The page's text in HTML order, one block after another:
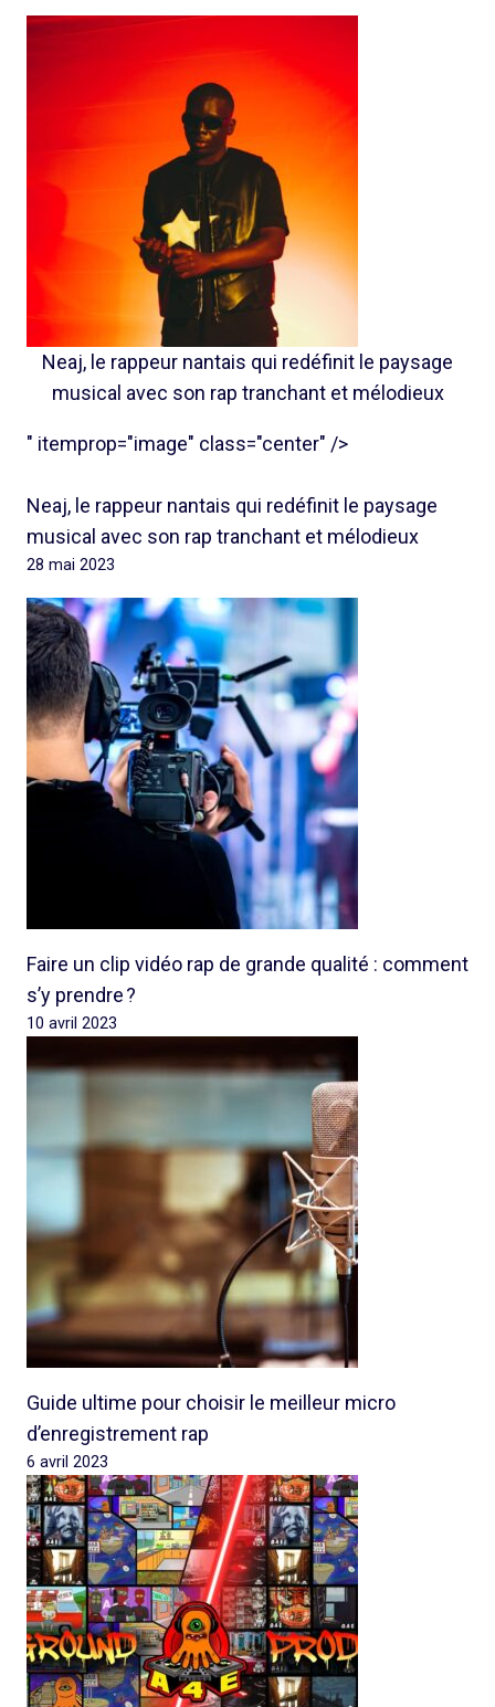
Neaj, le rappeur nantais qui redéfinit le paysage
musical avec son rap tranchant et mélodieux
" itemprop="image" class="center" />
Neaj, le rappeur nantais qui redéfinit le paysage
musical avec son rap tranchant et mélodieux
28 mai 2023
Faire un clip vidéo rap de grande qualité : comment
s’y prendre ?
10 avril 2023
Guide ultime pour choisir le meilleur micro
d’enregistrement rap
6 avril 2023